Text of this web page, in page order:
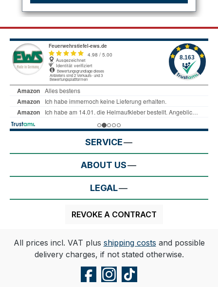
SERVICE
ABOUT US
LEGAL
REVOKE A CONTRACT
All prices incl. VAT plus shipping costs and possible
delivery charges, if not stated otherwise.